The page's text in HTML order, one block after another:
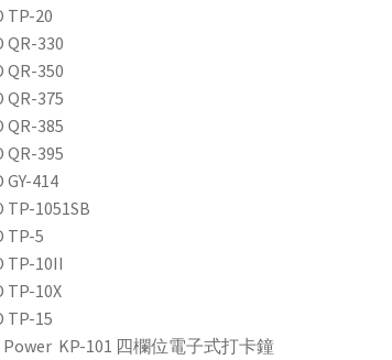
quantity
TP-20
QR-330
QR-350
QR-375
QR-385
QR-395
GY-414
TP-1051SB
TP-5
TP-10II
TP-10X
TP-15
Power KP-101 四欄位電子式打卡鐘